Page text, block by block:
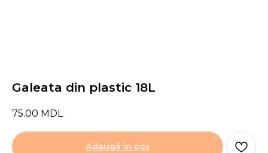
Galeata din plastic 18L
75.00 MDL
Adaugă în coş